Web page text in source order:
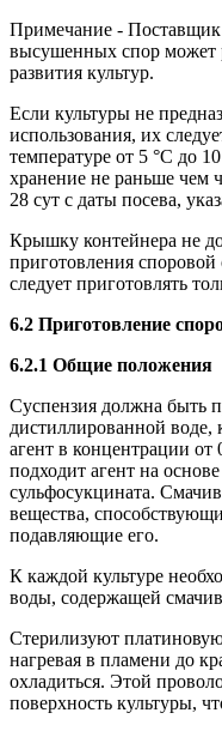
Примечание -
высушенных спор может
развития культур.
Если культуры не
использования, их
температуре от 5 °С до
хранение не раньше чем
28 сут с даты посева,
Крышку контейнера не
приготовления
следует приготовлять
6.2 Приготовление
6.2.1 Общие положения
Суспензия должна быть
дистиллированной
агент в концентрации
подходит агент на
сульфосукцината.
вещества,
подавляющие его.
К каждой культуре
воды, содержащей
Стерилизуют
нагревая в пламени до
охладиться. Этой
поверхность культуры,